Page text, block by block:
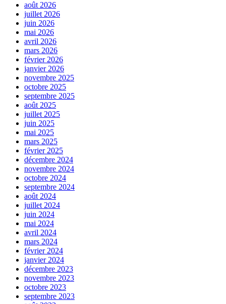
août 2026
juillet 2026
juin 2026
mai 2026
avril 2026
mars 2026
février 2026
janvier 2026
novembre 2025
octobre 2025
septembre 2025
août 2025
juillet 2025
juin 2025
mai 2025
mars 2025
février 2025
décembre 2024
novembre 2024
octobre 2024
septembre 2024
août 2024
juillet 2024
juin 2024
mai 2024
avril 2024
mars 2024
février 2024
janvier 2024
décembre 2023
novembre 2023
octobre 2023
septembre 2023